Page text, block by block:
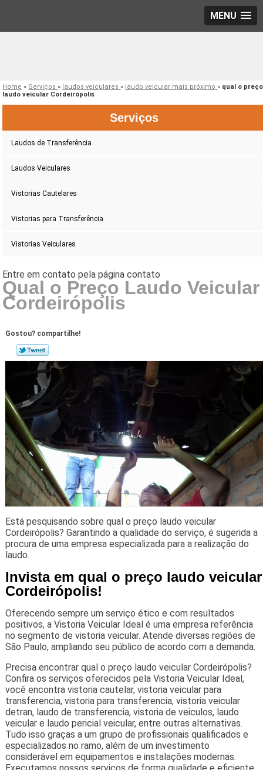
MENU
Home » Serviços» laudos veiculares» laudo veicular mais próximo» qual o preço
laudo veicular Cordeirópolis
Serviços
Laudos de Transferência
Laudos Veiculares
Vistorias Cautelares
Vistorias para Transferência
Vistorias Veiculares
Qual o Preço Laudo Veicular
Cordeirópolis
Gostou? compartilhe!
Está pesquisando sobre qual o preço laudo veicular
Cordeirópolis? Garantindo a qualidade do serviço, é sugerida a
procura de uma empresa especializada para a realização do
laudo.
Invista em qual o preço laudo veicular
Cordeirópolis!
Oferecendo sempre um serviço ético e com resultados
positivos, a Vistoria Veicular Ideal é uma empresa referência
no segmento de vistoria veicular. Atende diversas regiões de
São Paulo, ampliando seu público de acordo com a demanda.
Precisa encontrar qual o preço laudo veicular Cordeirópolis?
Confira os serviços oferecidos pela Vistoria Veicular Ideal,
você encontra vistoria cautelar, vistoria veicular para
transferencia, vistoria para transferencia, vistoria veicular
detran, laudo de transferencia, vistoria de veiculos, laudo
veicular e laudo pericial veicular, entre outras alternativas.
Tudo isso graças a um grupo de profissionais qualificados e
especializados no ramo, além de um investimento
considerável em equipamentos e instalações modernas.